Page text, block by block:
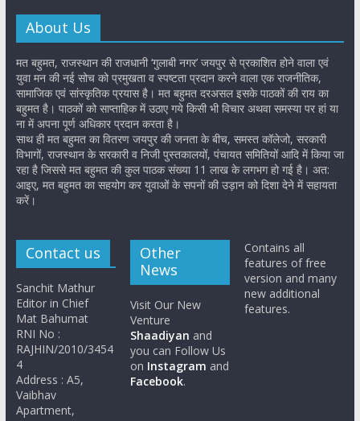
About Us
मत बहुमत, राजस्थान की राजधानी ‘गुलाबी नगर’ जयपुर से प्रकाशित होने वाला एवं
युवा मन की नई सोच को प्रमुखता व स्पष्टता प्रदान करने वाला एक राजनीतिक,
सामाजिक एवं सांस्कृतिक प्रयास है। मत बहुमत दरअसल इसके पाठकों की राय का
बहुमत है। पाठकों को साप्ताहिक में उठाए गये किसी भी विचार अथवा समस्या पर हां या
ना में अपना पूर्ण अधिकार प्रदान करता है।
साथ ही मत बहुमत का वितरण जयपुर की जनता के बीच, समस्त कॉलेजो, सरकारी
विभागों, राजस्थान के सरकारी व निजी पुस्तकालयों, पंचायत समितियों आदि में किया जा
रहा है जिससे मत बहुमत की कुल पाठक संख्या 11 लाख के लगभग हो गई है। अत:
आइए, मत बहुमत का सहयोग कर युवाओं के सपनों की उड़ान को दिशा देने में सहायता
करें।
Contact us
Sanchit Mathur
Editor in Chief
Mat Bahumat
RNI No :
RAJHIN/2010/3454
4
Address : A5,
Vaibhav
Apartment,
Other
News
Visit Our New
Venture
Shaadiyan and
you can Follow Us
on Instagram and
Facebook.
Contains all
features of free
version and many
new additional
features.